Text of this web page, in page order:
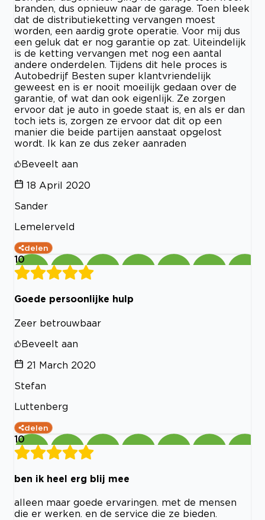
branden, dus opnieuw naar de garage. Toen bleek
dat de distributieketting vervangen moest
worden, een aardig grote operatie. Voor mij dus
een geluk dat er nog garantie op zat. Uiteindelijk
is de ketting vervangen met nog een aantal
andere onderdelen. Tijdens dit hele proces is
Autobedrijf Besten super klantvriendelijk
geweest en is er nooit moeilijk gedaan over de
garantie, of wat dan ook eigenlijk. Ze zorgen
ervoor dat je auto in goede staat is, en als er dan
toch iets is, zorgen ze ervoor dat dit op een
manier die beide partijen aanstaat opgelost
wordt. Ik kan ze dus zeker aanraden
Beveelt aan
18 April 2020
Sander
Lemelerveld
delen
10
Goede persoonlijke hulp
Zeer betrouwbaar
Beveelt aan
21 March 2020
Stefan
Luttenberg
delen
10
ben ik heel erg blij mee
alleen maar goede ervaringen. met de mensen
die er werken. en de service die ze bieden.